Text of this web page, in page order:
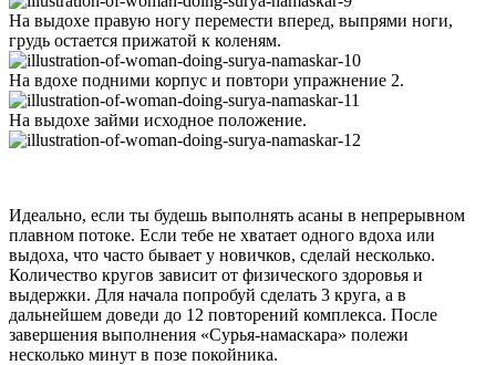
На выдохе правую ногу перемести вперед, выпрями ноги,
грудь остается прижатой к коленям.
На вдохе подними корпус и повтори упражнение 2.
На выдохе займи исходное положение.
Идеально, если ты будешь выполнять асаны в непрерывном
плавном потоке. Если тебе не хватает одного вдоха или
выдоха, что часто бывает у новичков, сделай несколько.
Количество кругов зависит от физического здоровья и
выдержки. Для начала попробуй сделать 3 круга, а в
дальнейшем доведи до 12 повторений комплекса. После
завершения выполнения «Сурья-намаскара» полежи
несколько минут в позе покойника.